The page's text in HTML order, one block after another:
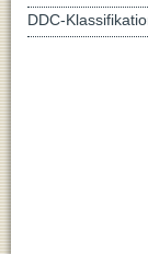
DDC-